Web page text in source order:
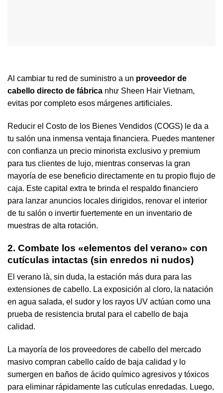
Al cambiar tu red de suministro a un proveedor de
cabello directo de fábrica như Sheen Hair Vietnam,
evitas por completo esos márgenes artificiales.
Reducir el Costo de los Bienes Vendidos (COGS) le da a
tu salón una inmensa ventaja financiera. Puedes mantener
con confianza un precio minorista exclusivo y premium
para tus clientes de lujo, mientras conservas la gran
mayoría de ese beneficio directamente en tu propio flujo de
caja. Este capital extra te brinda el respaldo financiero
para lanzar anuncios locales dirigidos, renovar el interior
de tu salón o invertir fuertemente en un inventario de
muestras de alta rotación.
2. Combate los «elementos del verano» con
cutículas intactas (sin enredos ni nudos)
El verano là, sin duda, la estación más dura para las
extensiones de cabello. La exposición al cloro, la natación
en agua salada, el sudor y los rayos UV actúan como una
prueba de resistencia brutal para el cabello de baja
calidad.
La mayoría de los proveedores de cabello del mercado
masivo compran cabello caído de baja calidad y lo
sumergen en baños de ácido químico agresivos y tóxicos
para eliminar rápidamente las cutículas enredadas. Luego,